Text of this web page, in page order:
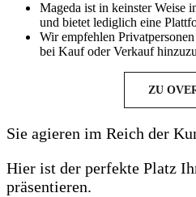
Mageda ist in keinster Weise
und bietet lediglich eine
Wir empfehlen
bei Kauf oder Verkauf
ZU
Sie agieren im Reich der
Hier ist der perfekte Platz
präsentieren.